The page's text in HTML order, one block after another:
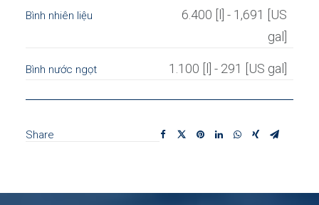
Bình nhiên liệu
6.400 [l] - 1,691 [US
gal]
Bình nước ngọt 1.100 [l] - 291 [US gal]
Share